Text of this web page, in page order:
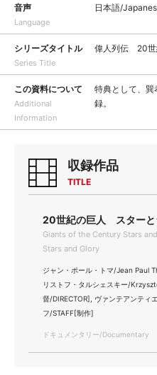
音声
Language
日本語/
シリーズタイトル
Series Title
偉人列伝 20世
この資料について
Additional
Information
特典として、巽
録。
収録作品
TITLE
20世紀の巨人 スターと
Giants of the Century Stars
Stars and Glory
ジャン・ポール・トマ/Jean Paul
リストフ・タルシェスキー/
督/DIRECTOR], ヴァンテアンティ
フ/STAFF[制作]
ドキュメンタリー/Documentary